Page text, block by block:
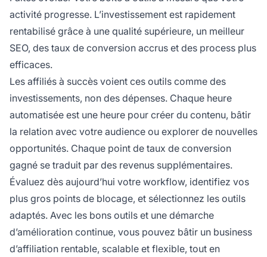
activité progresse. L’investissement est rapidement
rentabilisé grâce à une qualité supérieure, un meilleur
SEO, des taux de conversion accrus et des process plus
efficaces.
Les affiliés à succès voient ces outils comme des
investissements, non des dépenses. Chaque heure
automatisée est une heure pour créer du contenu, bâtir
la relation avec votre audience ou explorer de nouvelles
opportunités. Chaque point de taux de conversion
gagné se traduit par des revenus supplémentaires.
Évaluez dès aujourd’hui votre workflow, identifiez vos
plus gros points de blocage, et sélectionnez les outils
adaptés. Avec les bons outils et une démarche
d’amélioration continue, vous pouvez bâtir un business
d’affiliation rentable, scalable et flexible, tout en